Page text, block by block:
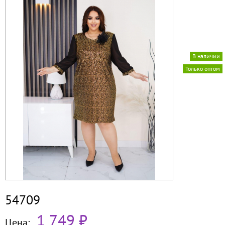
Только оптом
В наличии
54709
1 749 ₽